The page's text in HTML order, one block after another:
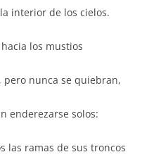
interior de los cielos.
los mustios
pero nunca se quiebran,
enderezarse solos:
las ramas de sus troncos